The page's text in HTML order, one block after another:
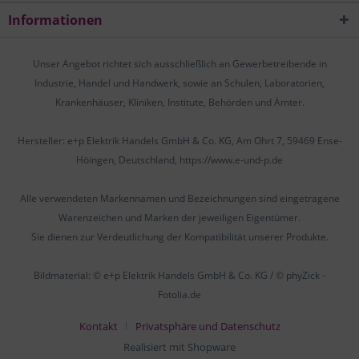
Informationen
Unser Angebot richtet sich ausschließlich an Gewerbetreibende in
Industrie, Handel und Handwerk, sowie an Schulen, Laboratorien,
Krankenhäuser, Kliniken, Institute, Behörden und Ämter.
Hersteller: e+p Elektrik Handels GmbH & Co. KG, Am Ohrt 7, 59469 Ense-
Höingen, Deutschland, https://www.e-und-p.de
Alle verwendeten Markennamen und Bezeichnungen sind eingetragene
Warenzeichen und Marken der jeweiligen Eigentümer.
Sie dienen zur Verdeutlichung der Kompatibilität unserer Produkte.
Bildmaterial: © e+p Elektrik Handels GmbH & Co. KG / © phyZick -
Fotolia.de
Kontakt
Privatsphäre und Datenschutz
Realisiert mit Shopware